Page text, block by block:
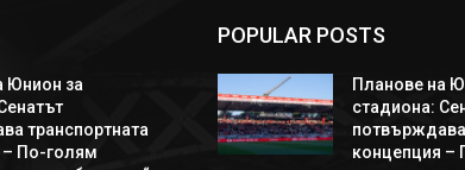
Юнион за
транспортната
– По-голям
POPULAR POSTS
Планове на
стадиона:
концепция –